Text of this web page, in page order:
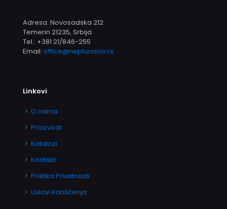
Adresa: Novosadska 212
Temerin 21235, Srbija
Tel.: +381 21/846-255
Email: office@neptundoo.rs
Linkovi
O nama
Proizvodi
Katalozi
Kontakt
Politika Privatnosti
Uslovi Korišćenja